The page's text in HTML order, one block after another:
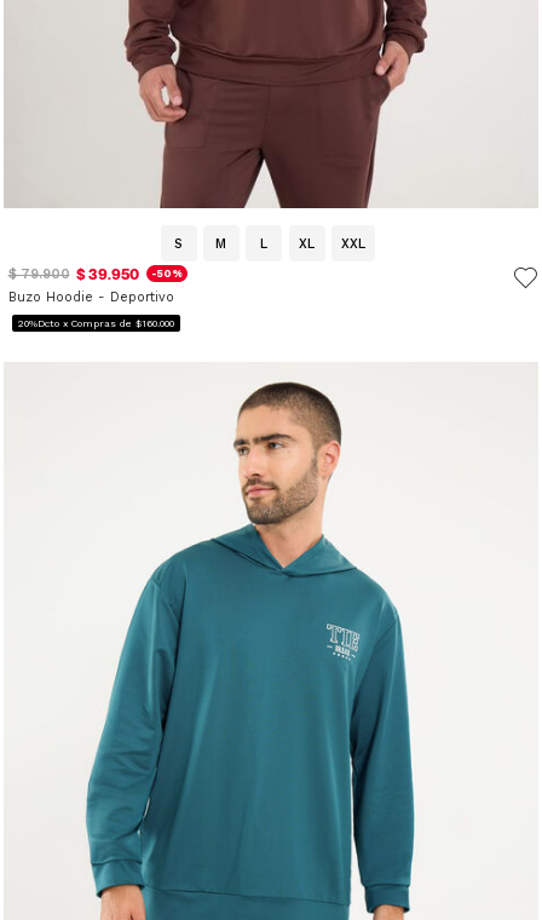
S M L XL
XXL
$ 79.900 $ 39.950 -50%
Buzo Hoodie - Deportivo
20%Dcto x Compras de $160.000